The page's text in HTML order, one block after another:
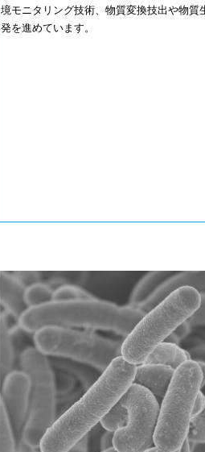
境モニタリング技術、物質変換技出や物質
発を進めています。